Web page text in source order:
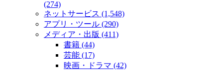
(274)
ネットサービス (1,548)
アプリ・ツール (290)
メディア・出版 (411)
書籍 (44)
芸能 (17)
映画・ドラマ (42)